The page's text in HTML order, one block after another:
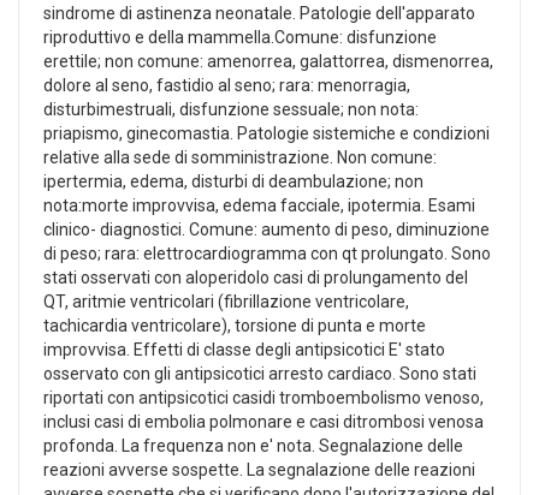
sindrome di astinenza neonatale. Patologie dell'apparato
riproduttivo e della mammella.Comune: disfunzione
erettile; non comune: amenorrea, galattorrea, dismenorrea,
dolore al seno, fastidio al seno; rara: menorragia,
disturbimestruali, disfunzione sessuale; non nota:
priapismo, ginecomastia. Patologie sistemiche e condizioni
relative alla sede di somministrazione. Non comune:
ipertermia, edema, disturbi di deambulazione; non
nota:morte improvvisa, edema facciale, ipotermia. Esami
clinico- diagnostici. Comune: aumento di peso, diminuzione
di peso; rara: elettrocardiogramma con qt prolungato. Sono
stati osservati con aloperidolo casi di prolungamento del
QT, aritmie ventricolari (fibrillazione ventricolare,
tachicardia ventricolare), torsione di punta e morte
improvvisa. Effetti di classe degli antipsicotici E' stato
osservato con gli antipsicotici arresto cardiaco. Sono stati
riportati con antipsicotici casidi tromboembolismo venoso,
inclusi casi di embolia polmonare e casi ditrombosi venosa
profonda. La frequenza non e' nota. Segnalazione delle
reazioni avverse sospette. La segnalazione delle reazioni